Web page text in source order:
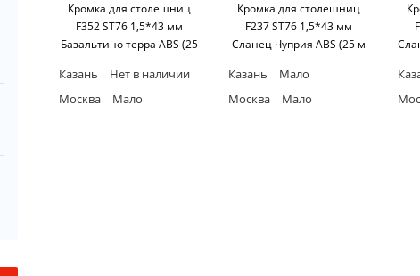
Кромка для столешниц
F352 ST76 1,5*43 мм
Базальтино терра ABS (25
Казань
Нет в наличии
Москва
Мало
Кромка для столешниц
F237 ST76 1,5*43 мм
Сланец Чуприя ABS (25 м
Казань
Мало
Москва
Мало